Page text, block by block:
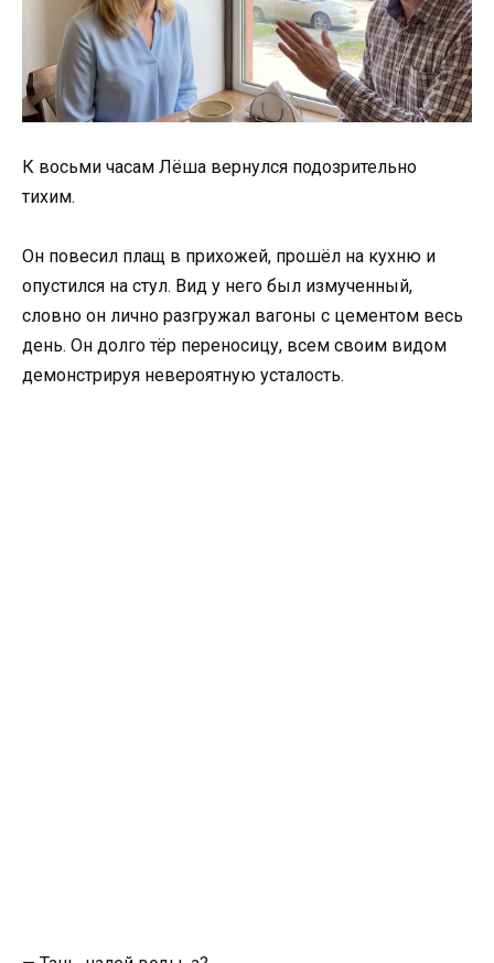
К восьми часам Лёша вернулся подозрительно
тихим.
Он повесил плащ в прихожей, прошёл на кухню и
опустился на стул. Вид у него был измученный,
словно он лично разгружал вагоны с цементом весь
день. Он долго тёр переносицу, всем своим видом
демонстрируя невероятную усталость.